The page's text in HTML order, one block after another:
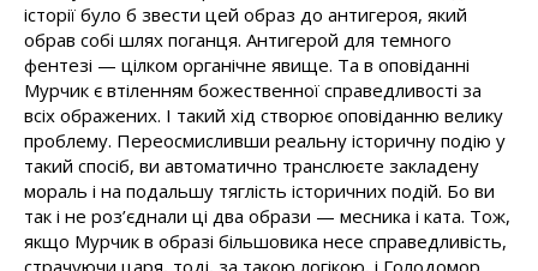
історії було б звести цей образ до антигероя, який
обрав собі шлях поганця. Антигерой для темного
фентезі — цілком органічне явище. Та в оповіданні
Мурчик є втіленням божественної справедливості за
всіх ображених. І такий хід створює оповіданню велику
проблему. Переосмисливши реальну історичну подію у
такий спосіб, ви автоматично транслюєте закладену
мораль і на подальшу тяглість історичних подій. Бо ви
так і не роз’єднали ці два образи — месника і ката. Тож,
якщо Мурчик в образі більшовика несе справедливість,
страчуючи царя, тоді, за такою логікою, і Голодомор